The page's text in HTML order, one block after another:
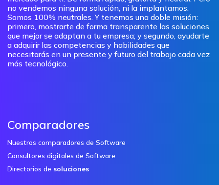
no vendemos ninguna solución, ni la implantamos.
Somos 100% neutrales. Y tenemos una doble misión:
primero, mostrarte de forma transparente las soluciones
que mejor se adaptan a tu empresa; y segundo, ayudarte
a adquirir las competencias y habilidades que
necesitarás en un presente y futuro del trabajo cada vez
más tecnológico.
Comparadores
Nuestros comparadores de Software
Consultores digitales de Software
Directorios de soluciones